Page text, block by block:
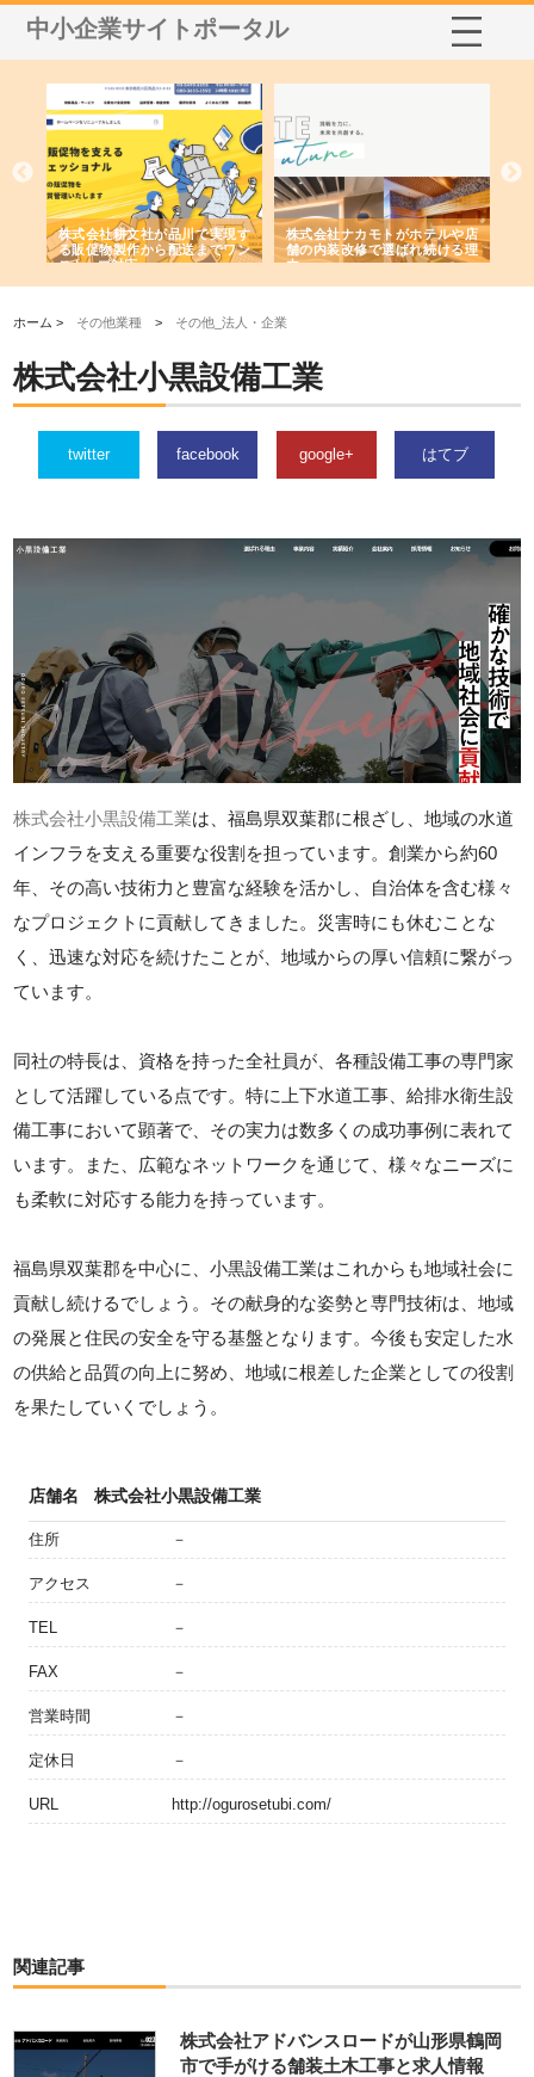
中小企業サイトポータル
株式会社耕文社が品川で実現す
る販促物製作から配送までワン
ストップ対応
株式会社ナカモトがホテルや店
舗の内装改修で選ばれ続ける理
由
ホーム > その他業種 > その他_法人・企業
株式会社小黒設備工業
twitter facebook google+ はてブ
株式会社小黒設備工業は、福島県双葉郡に根ざし、地域の水道
インフラを支える重要な役割を担っています。創業から約60
年、その高い技術力と豊富な経験を活かし、自治体を含む様々
なプロジェクトに貢献してきました。災害時にも休むことな
く、迅速な対応を続けたことが、地域からの厚い信頼に繋がっ
ています。
同社の特長は、資格を持った全社員が、各種設備工事の専門家
として活躍している点です。特に上下水道工事、給排水衛生設
備工事において顕著で、その実力は数多くの成功事例に表れて
います。また、広範なネットワークを通じて、様々なニーズに
も柔軟に対応する能力を持っています。
福島県双葉郡を中心に、小黒設備工業はこれからも地域社会に
貢献し続けるでしょう。その献身的な姿勢と専門技術は、地域
の発展と住民の安全を守る基盤となります。今後も安定した水
の供給と品質の向上に努め、地域に根差した企業としての役割
を果たしていくでしょう。
店舗名 株式会社小黒設備工業
住所 －
アクセス －
TEL －
FAX －
営業時間 －
定休日 －
URL http://ogurosetubi.com/
関連記事
株式会社アドバンスロードが山形県鶴岡
市で手がける舗装土木工事と求人情報